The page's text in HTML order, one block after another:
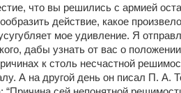
что вы решились с армией
действие, какое
мое удивление. Я
дабы узнать от вас о
к столь несчастной
А на другой день он писал П. А.